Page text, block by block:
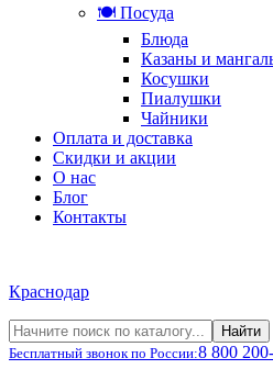
🍽️ Посуда
Блюда
Казаны и
Косушки
Пиалушки
Чайники
Оплата и доставка
Скидки и акции
О нас
Блог
Контакты
Краснодар
Найти
Бесплатный звонок по России:8 800